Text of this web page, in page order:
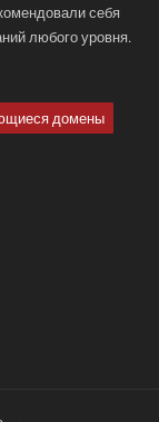
себя
любого уровня.
домены